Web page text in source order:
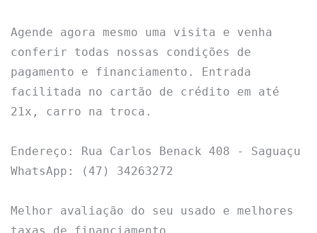
Agende agora mesmo uma visita e venha
conferir todas nossas condições de
pagamento e financiamento. Entrada
facilitada no cartão de crédito em até
21x, carro na troca.
Endereço: Rua Carlos Benack 408 - Saguaçu
WhatsApp: (47) 34263272
Melhor avaliação do seu usado e melhores
taxas de financiamento.